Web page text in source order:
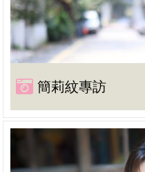
簡莉紋專訪